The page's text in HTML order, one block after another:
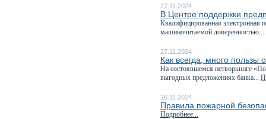
27.11.2024
В Центре поддержки
Квалифицированная электронная
машиночитаемой
27.11.2024
Как всегда, много пользы
На состоявшемся нетворкинге
выгодных предложениях банка...
26.11.2024
Правила пожарной
Подробнее...